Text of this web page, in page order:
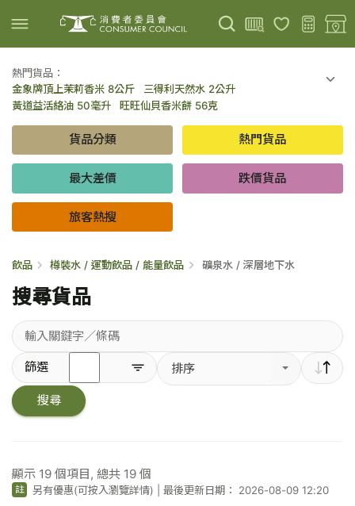
上載圖片 掃描條碼
熱門貨品：
金象牌頂上茉莉香米 8公斤
三得利天然水 2公升
黃道益活絡油 50毫升
旺旺仙貝香米餅 56克
百勝廚新加坡叻沙拉麵 144克
倍樂醇乳酪飲品 - 藍莓 65毫升 x 6
金象牌頂上茉莉香米 5公斤
低鹽/無鹽/低糖/無糖食品
貨品分類 熱門貨品
最大差價 跌價貨品
旅客熱搜
飲品 樽裝水 / 運動飲品 / 能量飲品 礦泉水 / 深層地下水
搜尋貨品
輸
入
關
鍵
字
篩選 排序
搜尋
顯示 19 個項目, 總共 19 個
註 另有優惠(可按入瀏覽詳情) |最後更新日期： 2026-08-09 12:20